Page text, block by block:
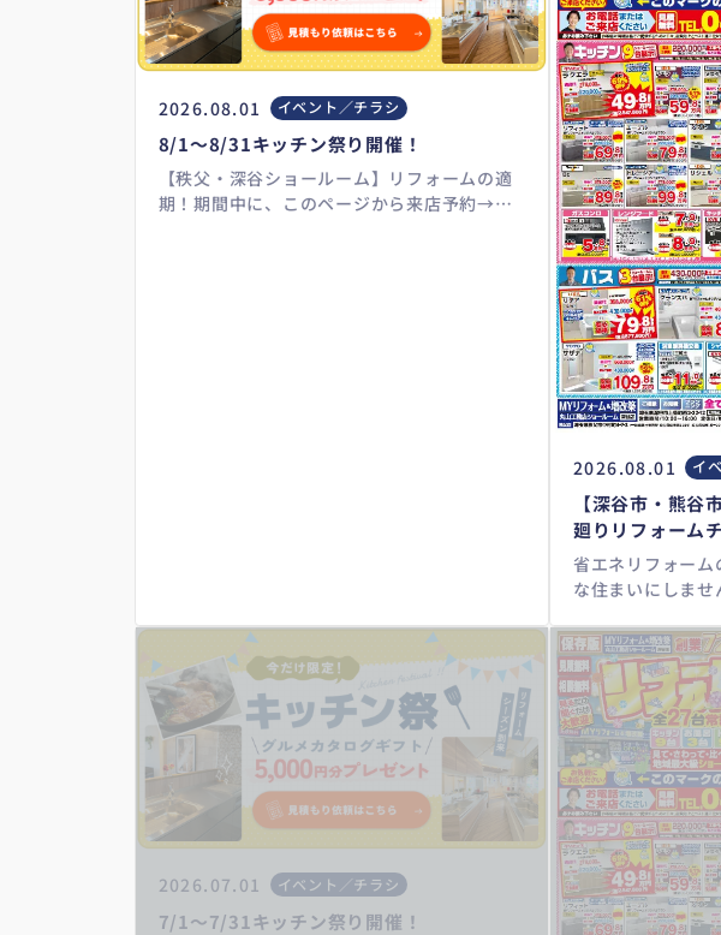
2026.08.01 イベント／チラシ
8/1～8/31キッチン祭り開催！
【秩父・深谷ショールーム】リフォームの適
期！期間中に、このページから来店予約→キ
2026.08.01 イ
【深谷市・熊
廻りリフォーム
省エネリフォー
な住まいにしま
eco.jp/ キッチ
ォーム/トイレリ
ーム/給湯器交換/
省エネ2026/先進
エコ住宅2026事
2026.07.01 イベント／チラシ
7/1～7/31キッチン祭り開催！